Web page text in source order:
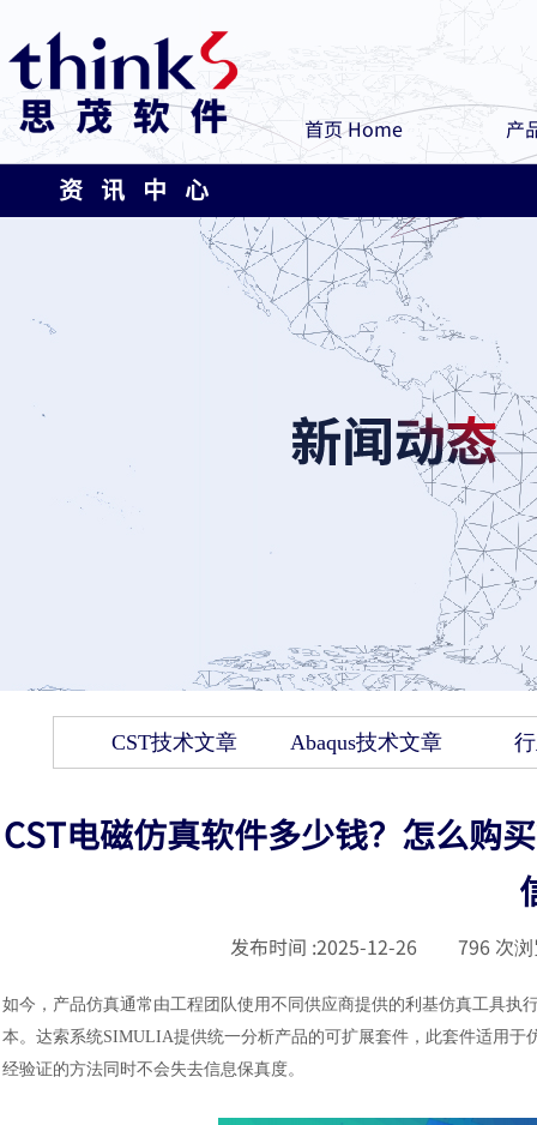
首页 Home 产
资 讯 中 心
CST技术文章 Abaqus技术文章
CST电磁仿真软件多少钱？怎么购
发布时间 :2025-12-26 796 次
如今，产品仿真通常由工程团队使用不同供应商提供的利基仿真工具
本。达索系统SIMULIA提供统一分析产品的可扩展套件，此套件适用
经验证的方法同时不会失去信息保真度。